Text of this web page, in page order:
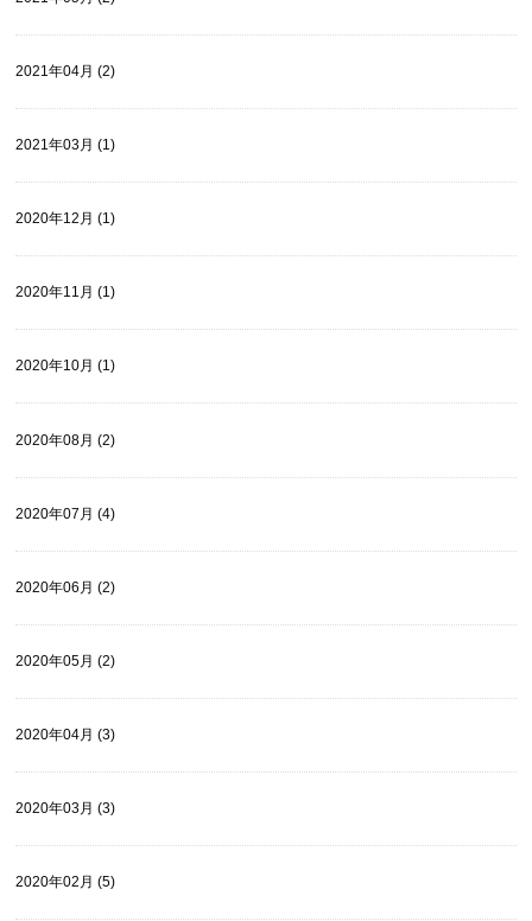
2021年04月 (2)
2021年03月 (1)
2020年12月 (1)
2020年11月 (1)
2020年10月 (1)
2020年08月 (2)
2020年07月 (4)
2020年06月 (2)
2020年05月 (2)
2020年04月 (3)
2020年03月 (3)
2020年02月 (5)